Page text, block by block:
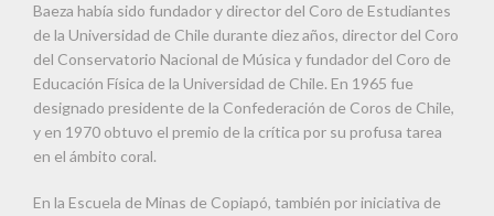
Baeza había sido fundador y director del Coro de Estudiantes
de la Universidad de Chile durante diez años, director del Coro
del Conservatorio Nacional de Música y fundador del Coro de
Educación Física de la Universidad de Chile. En 1965 fue
designado presidente de la Confederación de Coros de Chile,
y en 1970 obtuvo el premio de la crítica por su profusa tarea
en el ámbito coral.
En la Escuela de Minas de Copiapó, también por iniciativa de